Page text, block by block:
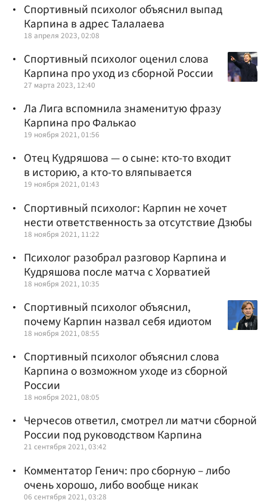
Спортивный психолог объяснил выпад
Карпина в адрес Талалаева
18 апреля 2023, 02:08
Спортивный психолог оценил слова
Карпина про уход из сборной России
27 марта 2023, 12:40
Ла Лига вспомнила знаменитую фразу
Карпина про Фалькао
19 ноября 2021, 01:56
Отец Кудряшова — о сыне: кто-то входит
в историю, а кто-то вляпывается
19 ноября 2021, 01:43
Спортивный психолог: Карпин не хочет
нести ответственность за отсутствие Дзюбы
18 ноября 2021, 11:22
Психолог разобрал разговор Карпина и
Кудряшова после матча с Хорватией
18 ноября 2021, 10:35
Спортивный психолог объяснил,
почему Карпин назвал себя идиотом
18 ноября 2021, 08:55
Спортивный психолог объяснил слова
Карпина о возможном уходе из сборной
России
18 ноября 2021, 08:05
Черчесов ответил, смотрел ли матчи сборной
России под руководством Карпина
21 сентября 2021, 03:42
Комментатор Генич: про сборную – либо
очень хорошо, либо вообще никак
06 сентября 2021, 03:28